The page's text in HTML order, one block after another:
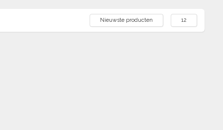
Nieuwste producten 12